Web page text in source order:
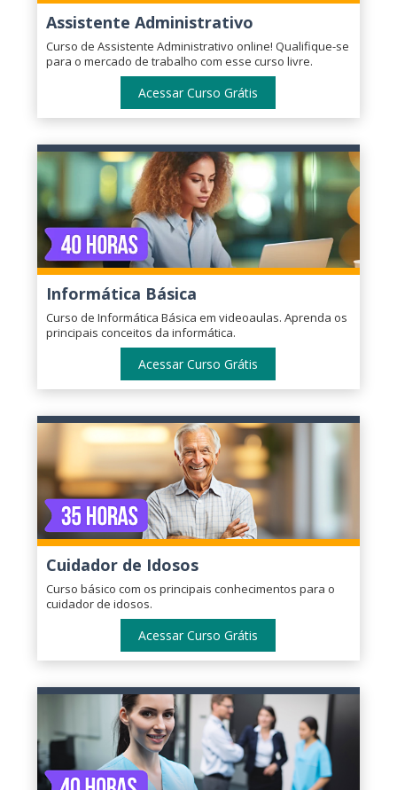
Assistente Administrativo
Curso de Assistente Administrativo online! Qualifique-se
para o mercado de trabalho com esse curso livre.
Acessar Curso Grátis
Informática Básica
Curso de Informática Básica em videoaulas. Aprenda os
principais conceitos da informática.
Acessar Curso Grátis
Cuidador de Idosos
Curso básico com os principais conhecimentos para o
cuidador de idosos.
Acessar Curso Grátis